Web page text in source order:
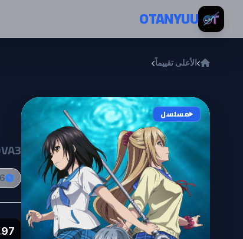
تخطي إلى المحتوىOTANYUU
الأعلى تقييماً
مسلسل
26